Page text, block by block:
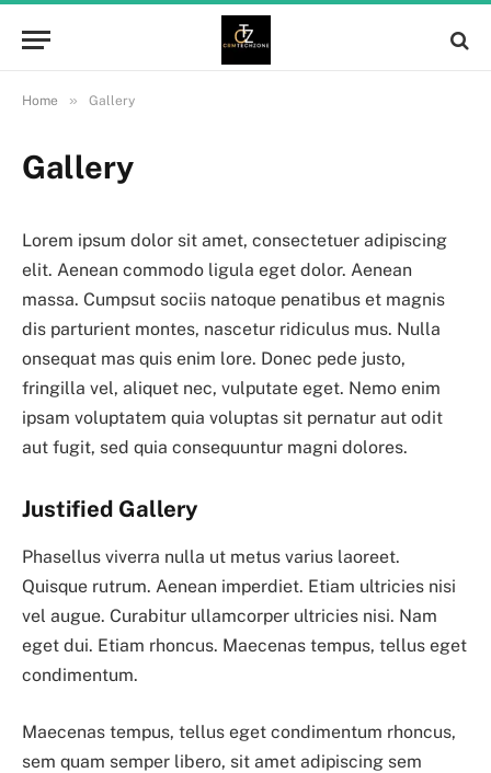
Home » Gallery
Gallery
Lorem ipsum dolor sit amet, consectetuer adipiscing
elit. Aenean commodo ligula eget dolor. Aenean
massa. Cumpsut sociis natoque penatibus et magnis
dis parturient montes, nascetur ridiculus mus. Nulla
onsequat mas quis enim lore. Donec pede justo,
fringilla vel, aliquet nec, vulputate eget. Nemo enim
ipsam voluptatem quia voluptas sit pernatur aut odit
aut fugit, sed quia consequuntur magni dolores.
Justified Gallery
Phasellus viverra nulla ut metus varius laoreet.
Quisque rutrum. Aenean imperdiet. Etiam ultricies nisi
vel augue. Curabitur ullamcorper ultricies nisi. Nam
eget dui. Etiam rhoncus. Maecenas tempus, tellus eget
condimentum.
Maecenas tempus, tellus eget condimentum rhoncus,
sem quam semper libero, sit amet adipiscing sem